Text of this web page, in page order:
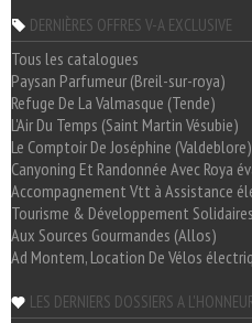
DERNIÈRES OFFRES V-A EXCLUSIVE
Tous les catalogues
Paysan Parfumeur (Breil-sur-roya)
Refuge De La Valmasque (Tende)
L'Air Du Temps (Saint Martin Vésubie)
Le Comptoir De Joséphine (Valdeblore)
Canyoning Et Randonnée Avec Roya
Accompagnement Vtt à Assistance
Tourisme & Développement
Aux Sources Gourmandes (Allos)
Ad Montem, Location De Vélos
LES DERNIERS DOSSIERS A